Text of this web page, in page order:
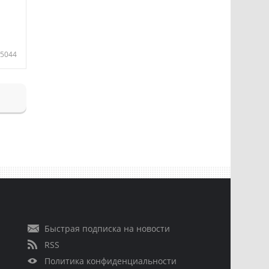
5044
Быстрая подписка на новости
RSS
Политика конфиденциальности